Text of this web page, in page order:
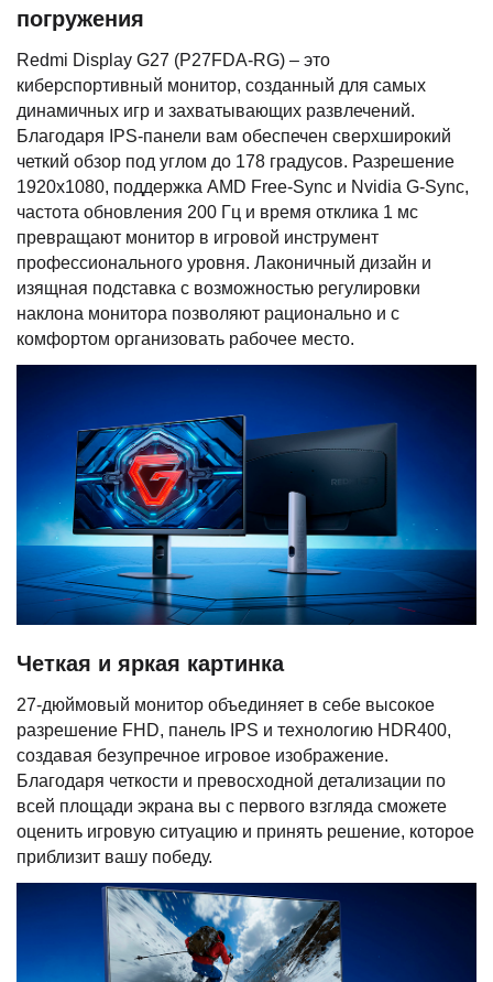
погружения
Redmi Display G27 (P27FDA-RG) – это
киберспортивный монитор, созданный для самых
динамичных игр и захватывающих развлечений.
Благодаря IPS-панели вам обеспечен сверхширокий
четкий обзор под углом до 178 градусов. Разрешение
1920х1080, поддержка AMD Free-Sync и Nvidia G-Sync,
частота обновления 200 Гц и время отклика 1 мс
превращают монитор в игровой инструмент
профессионального уровня. Лаконичный дизайн и
изящная подставка с возможностью регулировки
наклона монитора позволяют рационально и с
комфортом организовать рабочее место.
Четкая и яркая картинка
27-дюймовый монитор объединяет в себе высокое
разрешение FHD, панель IPS и технологию HDR400,
создавая безупречное игровое изображение.
Благодаря четкости и превосходной детализации по
всей площади экрана вы с первого взгляда сможете
оценить игровую ситуацию и принять решение, которое
приблизит вашу победу.